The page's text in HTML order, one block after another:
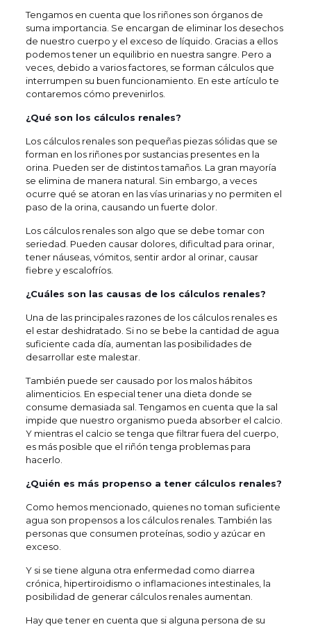
Tengamos en cuenta que los riñones son órganos de
suma importancia. Se encargan de eliminar los desechos
de nuestro cuerpo y el exceso de líquido. Gracias a ellos
podemos tener un equilibrio en nuestra sangre. Pero a
veces, debido a varios factores, se forman cálculos que
interrumpen su buen funcionamiento. En este artículo te
contaremos cómo prevenirlos.
¿Qué son los cálculos renales?
Los cálculos renales son pequeñas piezas sólidas que se
forman en los riñones por sustancias presentes en la
orina. Pueden ser de distintos tamaños. La gran mayoría
se elimina de manera natural. Sin embargo, a veces
ocurre qué se atoran en las vías urinarias y no permiten el
paso de la orina, causando un fuerte dolor.
Los cálculos renales son algo que se debe tomar con
seriedad. Pueden causar dolores, dificultad para orinar,
tener náuseas, vómitos, sentir ardor al orinar, causar
fiebre y escalofríos.
¿Cuáles son las causas de los cálculos renales?
Una de las principales razones de los cálculos renales es
el estar deshidratado. Si no se bebe la cantidad de agua
suficiente cada día, aumentan las posibilidades de
desarrollar este malestar.
También puede ser causado por los malos hábitos
alimenticios. En especial tener una dieta donde se
consume demasiada sal. Tengamos en cuenta que la sal
impide que nuestro organismo pueda absorber el calcio.
Y mientras el calcio se tenga que filtrar fuera del cuerpo,
es más posible que el riñón tenga problemas para
hacerlo.
¿Quién es más propenso a tener cálculos renales?
Como hemos mencionado, quienes no toman suficiente
agua son propensos a los cálculos renales. También las
personas que consumen proteínas, sodio y azúcar en
exceso.
Y si se tiene alguna otra enfermedad como diarrea
crónica, hipertiroidismo o inflamaciones intestinales, la
posibilidad de generar cálculos renales aumentan.
Hay que tener en cuenta que si alguna persona de su